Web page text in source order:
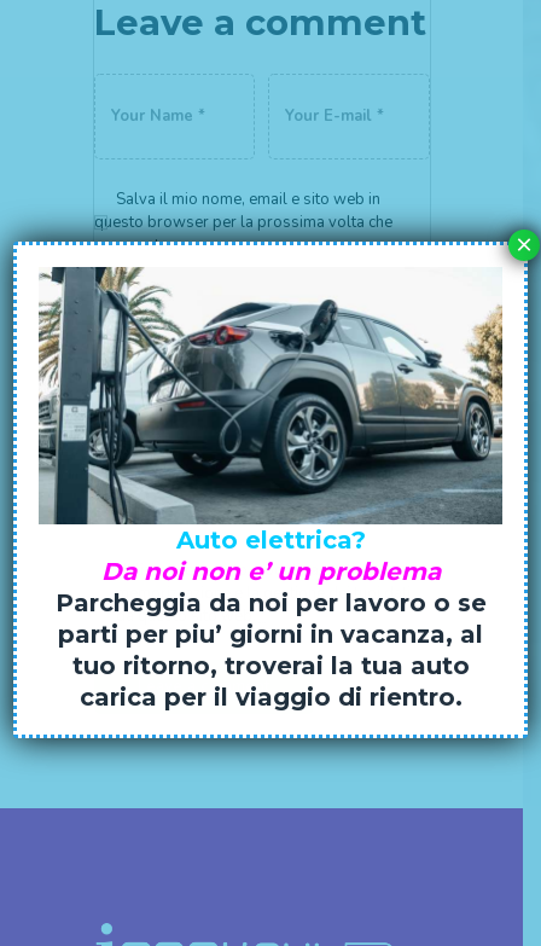
Leave a comment
Salva il mio nome, email e sito web in
questo browser per la prossima volta che
commento.
Utilizzando questo modulo accetti la
memorizzazione e la gestione dei tuoi dati
da questo sito web.*
Auto elettrica?
Da noi non e’ un problema
Parcheggia da noi per lavoro o se
parti per piu’ giorni in vacanza, al
tuo ritorno, troverai la tua auto
carica per il viaggio di rientro.